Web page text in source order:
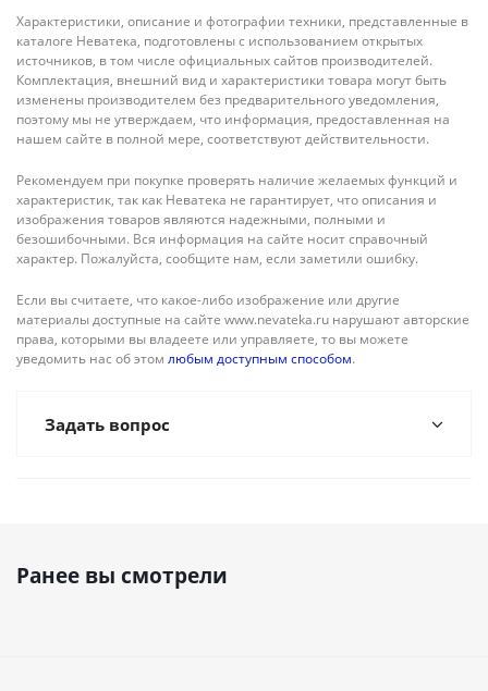
Характеристики, описание и фотографии техники, представленные в
каталоге Неватека, подготовлены с использованием открытых
источников, в том числе официальных сайтов производителей.
Комплектация, внешний вид и характеристики товара могут быть
изменены производителем без предварительного уведомления,
поэтому мы не утверждаем, что информация, предоставленная на
нашем сайте в полной мере, соответствуют действительности.
Рекомендуем при покупке проверять наличие желаемых функций и
характеристик, так как Неватека не гарантирует, что описания и
изображения товаров являются надежными, полными и
безошибочными. Вся информация на сайте носит справочный
характер. Пожалуйста, сообщите нам, если заметили ошибку.
Если вы считаете, что какое-либо изображение или другие
материалы доступные на сайте www.nevateka.ru нарушают авторские
права, которыми вы владеете или управляете, то вы можете
уведомить нас об этом любым доступным способом.
Задать вопрос
Ранее вы смотрели